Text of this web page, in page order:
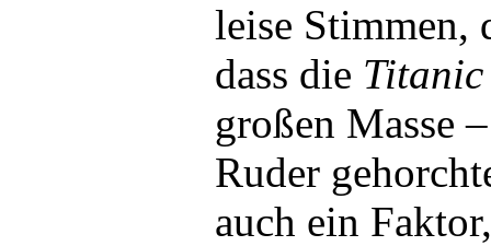
leise Stimmen,
dass die Titanic
großen Masse
Ruder
auch ein